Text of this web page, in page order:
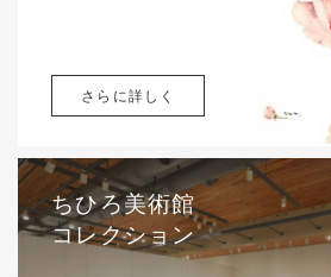
さらに詳しく
ちひろ美術館
コレクション